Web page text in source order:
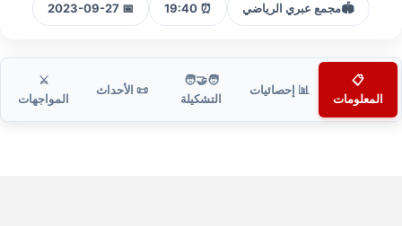
🏟️مجمع عبري الرياضي ⏰ 19:40
📅 2023-09-27
📋
المعلومات
📊 إحصائيات
🧑‍🤝‍🧑
التشكيلة
📜 الأحداث
⚔️
المواجهات